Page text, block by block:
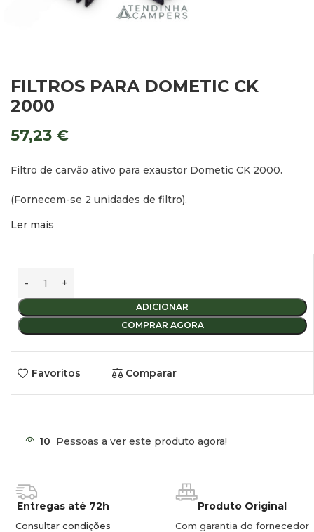
FILTROS PARA DOMETIC CK
2000
57,23 €
Filtro de carvão ativo para exaustor Dometic CK 2000.
(Fornecem-se 2 unidades de filtro).
Ler mais
ADICIONAR
COMPRAR AGORA
Favoritos Comparar
10 Pessoas a ver este produto agora!
Entregas até 72h
Consultar condições
Produto Original
Com garantia do fornecedor